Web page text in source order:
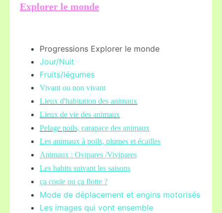
Explorer le monde
Progressions Explorer le monde
Jour/Nuit
Fruits/légumes
Vivant ou non vivant
Lieux d'habitation des animaux
Lieux de vie des animaux
Pelage poils, carapace des animaux
Les animaux à poils, plumes et écailles
Animaux : Ovipares /Vivipares
Les habits suivant les saisons
ça coule ou ça flotte ?
Mode de déplacement et engins motorisés
Les images qui vont ensemble